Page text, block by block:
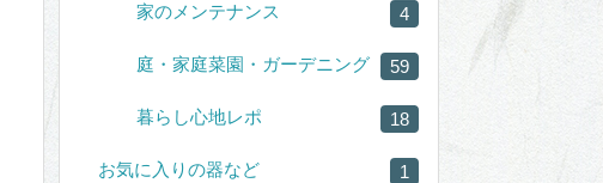
家のメンテナンス 4
庭・家庭菜園・ガーデニング 59
暮らし心地レポ 18
お気に入りの器など 1